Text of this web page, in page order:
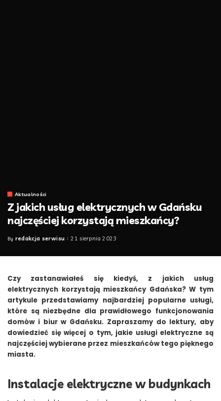
Aktualności
Z jakich usług elektrycznych w Gdańsku
najczęściej korzystają mieszkańcy?
Posted
By redakcja serwisu 21 sierpnia 2023
Czy zastanawiałeś się kiedyś, z jakich usług
elektrycznych korzystają mieszkańcy Gdańska? W tym
artykule przedstawiamy najbardziej popularne usługi,
które są niezbędne dla prawidłowego funkcjonowania
domów i biur w Gdańsku. Zapraszamy do lektury, aby
dowiedzieć się więcej o tym, jakie usługi elektryczne są
najczęściej wybierane przez mieszkańców tego pięknego
miasta.
Instalacje elektryczne w budynkach